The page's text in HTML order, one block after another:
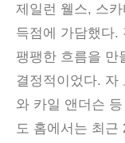
제일런 웰스, 스
득점에 가담했다.
팽팽한 흐름을 만
결정적이었다. 자
와 카일 앤더슨
도 홈에서는 최근